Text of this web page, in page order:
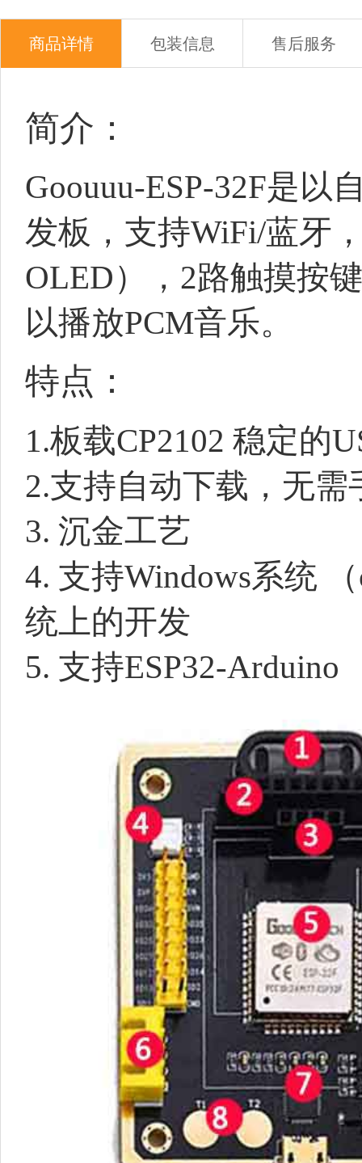
商品详情 包装信息 售后服务
简介：
Goouuu-ESP-32F是以
发板，支持WiFi/蓝牙
OLED），2路触摸按
以播放PCM音乐。
特点：
1.板载CP2102 稳定的
2.支持自动下载，无
3. 沉金工艺
4. 支持Windows系统
统上的开发
5. 支持ESP32-Arduino